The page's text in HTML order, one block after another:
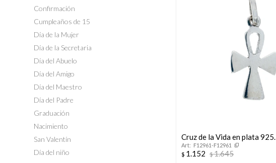
Cruz de la Vida en plata 925.
F12961-F12961
$ 1.152 $1.645
Confirmación
Cumpleaños de 15
Día de la Mujer
Día de la Secretaria
Día del Abuelo
Día del Amigo
Día del Maestro
Día del Padre
Graduación
Nacimiento
San Valentín
Día del niño